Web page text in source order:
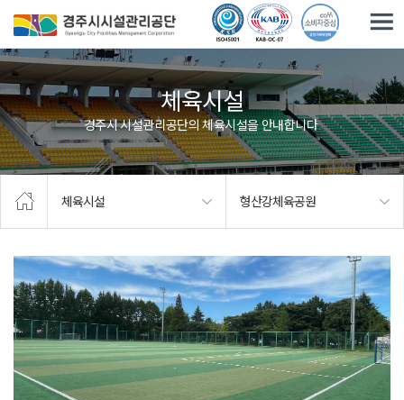
체육시설
경주시 시설관리공단의 체육시설을 안내합니다.
체육시설 형산강체육공원